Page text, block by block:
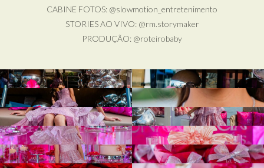
CABINE FOTOS: @slowmotion_entretenimento
STORIES AO VIVO: @rm.storymaker
PRODUÇÃO: @roteirobaby